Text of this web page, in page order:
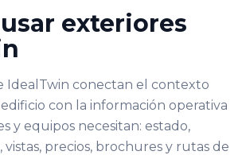
exteriores
IdealTwin conectan el contexto
con la información operativa
y equipos necesitan: estado,
precios, brochures y rutas de